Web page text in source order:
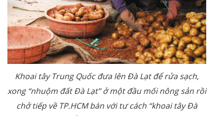
Khoai tây Trung Quốc đưa lên Đà Lạt để rửa sạch,
xong “nhuộm đất Đà Lạt” ở một đầu mối nông sản rồi
chở tiếp về TP.HCM bán với tư cách “khoai tây Đà